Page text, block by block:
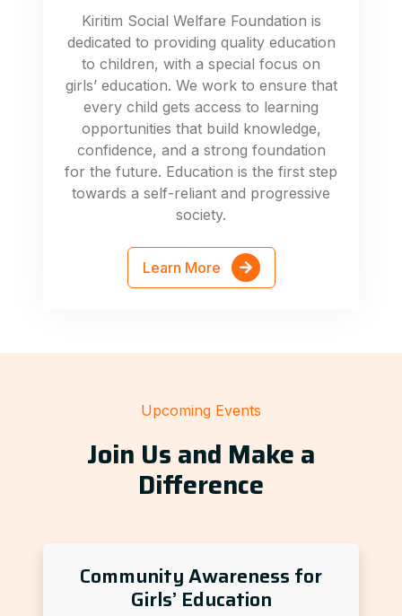
Kiritim Social Welfare Foundation is
dedicated to providing quality education
to children, with a special focus on
girls’ education. We work to ensure that
every child gets access to learning
opportunities that build knowledge,
confidence, and a strong foundation
for the future. Education is the first step
towards a self-reliant and progressive
society.
Learn More
Upcoming Events
Join Us and Make a
Difference
Community Awareness for
Girls’ Education